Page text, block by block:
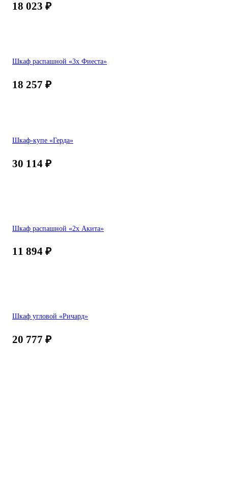
18 023 ₽
Шкаф распашной «3х Фиеста»
18 257 ₽
Шкаф-купе «Герда»
30 114 ₽
Шкаф распашной «2х Акита»
11 894 ₽
Шкаф угловой «Ричард»
20 777 ₽